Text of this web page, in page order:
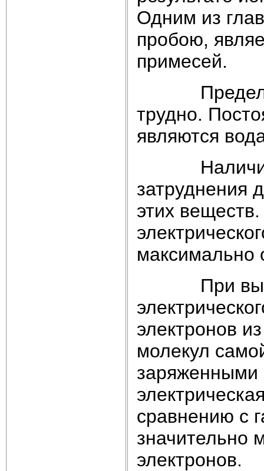
Одним из
пробою,
примесей.
Предельно
трудно.
являются
Наличие
затруднения
этих
максимально
При
электронов
молекул
заряженными
сравнению с
значительно
электронов.